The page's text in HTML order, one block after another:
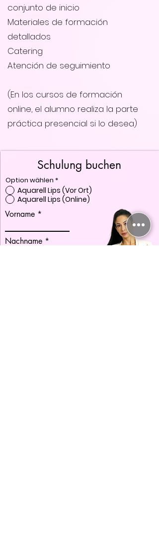
conjunto de inicio
Materiales de formación
detallados
Catering
Atención de seguimiento
(En los cursos de formación
online, el alumno realiza la parte
práctica presencial si lo desea)
Schulung buchen
Vorname
Nachname
Option wählen *
Aquarell Lips (Vor Ort)
Aquarell Lips (Online)